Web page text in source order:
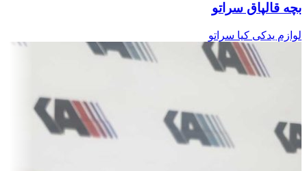
بچه قالپاق سراتو
لوازم یدکی کیا سراتو